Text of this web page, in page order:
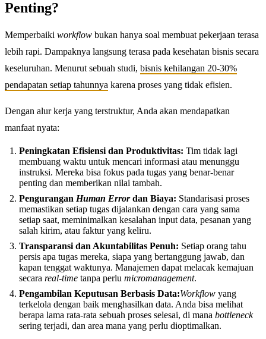
Penting?
Memperbaiki workflow bukan hanya soal membuat pekerjaan terasa
lebih rapi. Dampaknya langsung terasa pada kesehatan bisnis secara
keseluruhan. Menurut sebuah studi, bisnis kehilangan 20-30%
pendapatan setiap tahunnya karena proses yang tidak efisien.
Dengan alur kerja yang terstruktur, Anda akan mendapatkan
manfaat nyata:
Peningkatan Efisiensi dan Produktivitas: Tim tidak lagi
membuang waktu untuk mencari informasi atau menunggu
instruksi. Mereka bisa fokus pada tugas yang benar-benar
penting dan memberikan nilai tambah.
Pengurangan Human Errordan Biaya: Standarisasi proses
memastikan setiap tugas dijalankan dengan cara yang sama
setiap saat, meminimalkan kesalahan input data, pesanan yang
salah kirim, atau faktur yang keliru.
Transparansi dan Akuntabilitas Penuh: Setiap orang tahu
persis apa tugas mereka, siapa yang bertanggung jawab, dan
kapan tenggat waktunya. Manajemen dapat melacak kemajuan
secara real-time tanpa perlu micromanagement.
Pengambilan Keputusan Berbasis Data:Workflow yang
terkelola dengan baik menghasilkan data. Anda bisa melihat
berapa lama rata-rata sebuah proses selesai, di mana bottleneck
sering terjadi, dan area mana yang perlu dioptimalkan.